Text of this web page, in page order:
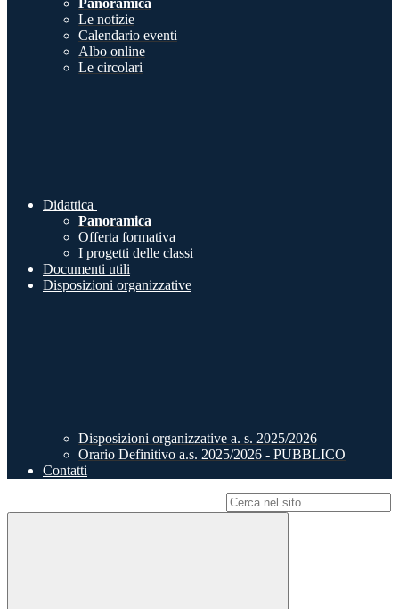
Panoramica
Le notizie
Calendario eventi
Albo online
Le circolari
Didattica
Panoramica
Offerta formativa
I progetti delle classi
Documenti utili
Disposizioni organizzative
Disposizioni organizzative a. s. 2025/2026
Orario Definitivo a.s. 2025/2026 - PUBBLICO
Contatti